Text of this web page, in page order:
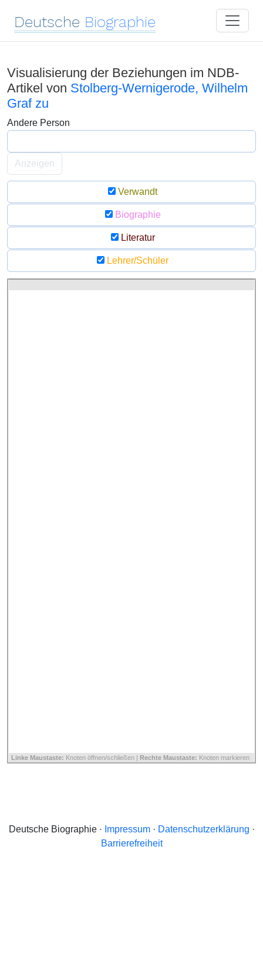
Deutsche Biographie
Visualisierung der Beziehungen im NDB-
Artikel von Stolberg-Wernigerode, Wilhelm
Graf zu
Andere Person
Anzeigen
Verwandt
Biographie
Literatur
Lehrer/Schüler
Linke Maustaste: Knoten öffnen/schließen | Rechte Maustaste: Knoten markieren
Deutsche Biographie · Impressum· Datenschutzerklärung ·
Barrierefreiheit